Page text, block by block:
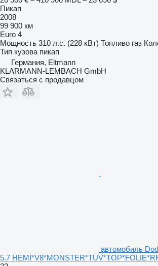
Пикап
2008
99 900 км
Euro 4
Мощность 310 л.с. (228 кВт) Топливо газ
Тип кузова пикап
Германия, Eltmann
KLARMANN-LEMBACH GmbH
Связаться с продавцом
автомобиль
5.7